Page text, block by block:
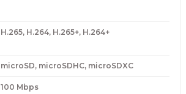
H.265, H.264, H.265+, H.264+
microSD, microSDHC, microSDXC
100 Mbps